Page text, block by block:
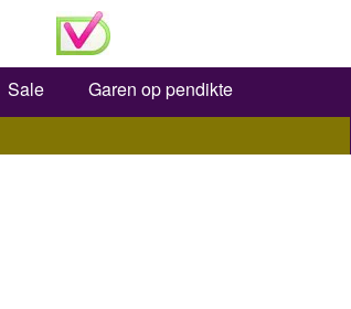
Sale Garen op pendikte